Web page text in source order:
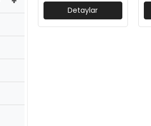
Detaylar